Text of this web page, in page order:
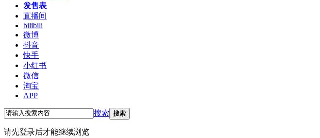
发售表
直播间
bilibili
微博
抖音
快手
小红书
微信
淘宝
APP
搜索 搜索
请先登录后才能继续浏览